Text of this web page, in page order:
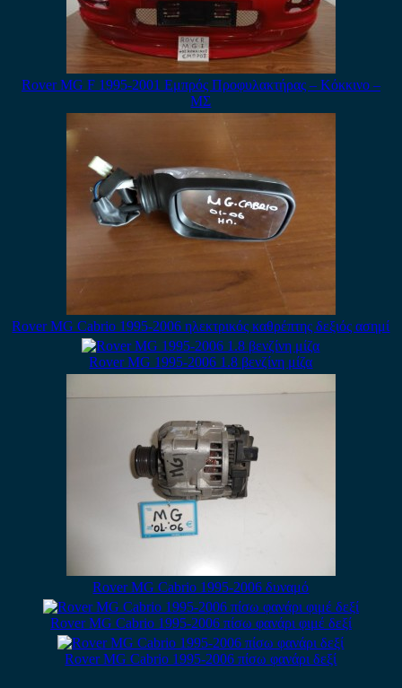
Rover MG F 1995-2001 Εμπρός Προφυλακτήρας – Κόκκινο –
ΜΣ
Rover MG Cabrio 1995-2006 ηλεκτρικός καθρέπτης δεξιός ασημί
Rover MG 1995-2006 1.8 βενζίνη μίζα
Rover MG Cabrio 1995-2006 δυναμό
Rover MG Cabrio 1995-2006 πίσω φανάρι φιμέ δεξί
Rover MG Cabrio 1995-2006 πίσω φανάρι δεξί